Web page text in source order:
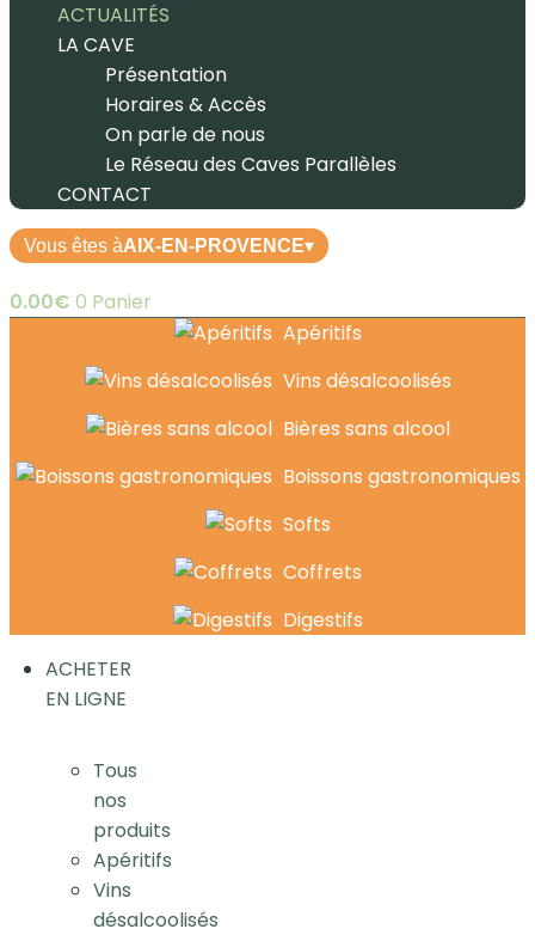
ACTUALITÉS
LA CAVE
Présentation
Horaires & Accès
On parle de nous
Le Réseau des Caves Parallèles
CONTACT
Vous êtes àAIX-EN-PROVENCE▾
0.00€ 0 Panier
Apéritifs
Vins désalcoolisés
Bières sans alcool
Boissons gastronomiques
Softs
Coffrets
Digestifs
ACHETER
EN LIGNE
Tous
nos
produits
Apéritifs
Vins
désalcoolisés